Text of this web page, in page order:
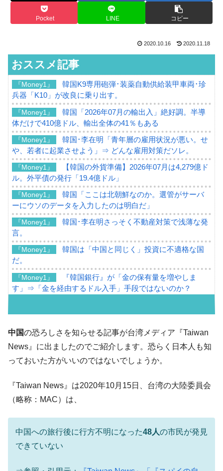
Pocket LINE コピー
2020.10.16 2020.11.18
おススメ記事
『Money1』
韓国K9専用砲弾･装薬自動供給装甲車両･珍
兵器「K10」が改良に乗り出す。
『Money1』
韓国「2026年07月の輸出入」絶好調。半導
体だけで410億ドル、輸出全体の41％もある
『Money1』
韓国･李在明「青年層の雇用状況が悪い。せ
や、若者に起業させよう」⇒ どんな雇用対策だソレ。
『Money1』
【韓国の外貨準備】2026年07月は4,279億ド
ル。外平債の発行「19.4億ドル」
『Money1』
韓国「ここは北朝鮮なのか。選管がサーバ
ーにウソのデータを入力したのは明白だ」
『Money1』
韓国･李在明さっそく不動産対策で浅薄な発
言。
『Money1』
韓国は「中国と同じく」投資に不適格な国
だ。
『Money1』
『韓国銀行』が「金の保有量を増やしま
す」⇒「金を経由するドル入手」手段ではないのか？
ル」まで拡大 ⇒ 海外資金の動きに強く左右される状態
『Money1』
韓国･帰ってきた李在明。李在明を支持しな
い「50.5％」に上昇
『Money1』
韓国大統領府ボンクラ政策室長が告発され
断
『Money1』
韓国･警察職員が「丸刈りになって抗議活
『Money1』
中国だけが鉄鋼輸出を異常増加させる ⇒ 中
国の過剰生産が世界を蝕む。
中国の恐ろしさを知らせる記事が台湾メディア『Taiwan
News』に出ましたのでご紹介します。恐らく日本人も知
っておいた方がいいのではないでしょうか。
『Taiwan News』は2020年10月15日、台湾の大陸委員会
（略称：MAC）は、
中国への旅行後に行方不明になった48人の市民が発見
できていない